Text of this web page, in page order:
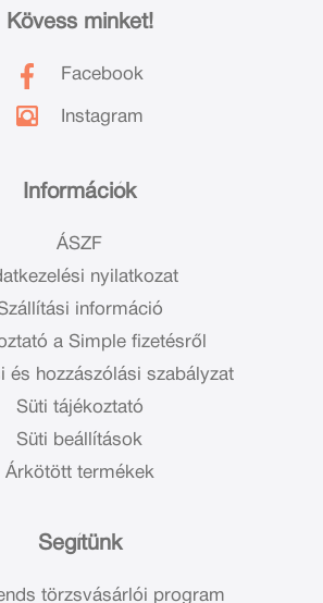
Információk
ÁSZF
nyilatkozat
információ
a Simple fizetésről
és hozzászólási szabályzat
Süti tájékoztató
Süti beállítások
Árkötött termékek
Segítünk
törzsvásárlói program
Kövess minket!
Facebook
Instagram